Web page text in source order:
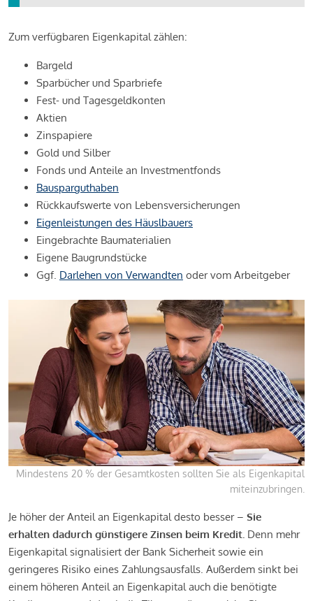
Zum verfügbaren Eigenkapital zählen:
Bargeld
Sparbücher und Sparbriefe
Fest- und Tagesgeldkonten
Aktien
Zinspapiere
Gold und Silber
Fonds und Anteile an Investmentfonds
Bausparguthaben
Rückkaufswerte von Lebensversicherungen
Eigenleistungen des Häuslbauers
Eingebrachte Baumaterialien
Eigene Baugrundstücke
Ggf. Darlehen von Verwandten oder vom Arbeitgeber
Mindestens 20 % der Gesamtkosten sollten Sie als Eigenkapital
miteinzubringen.
Je höher der Anteil an Eigenkapital desto besser – Sie
erhalten dadurch günstigere Zinsen beim Kredit. Denn mehr
Eigenkapital signalisiert der Bank Sicherheit sowie ein
geringeres Risiko eines Zahlungsausfalls. Außerdem sinkt bei
einem höheren Anteil an Eigenkapital auch die benötigte